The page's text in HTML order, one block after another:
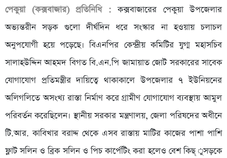
পেকুয়া (কক্সবাজার) প্রতিনিধি : কক্সবাজারের পেকুয়া উপজেলার
অভ্যন্তরীন সড়ক গুলো দীর্ঘদিন ধরে সংস্কার না হওয়ায় চলাচল
অনুপযোগী হয়ে পড়েছে। বিএনপির কেন্দ্রীয় কমিটির যুগ্ম মহাসচিব
সালাহউদ্দিন আহমদ বিগত বি.এন.পি জামায়াত জোট সরকারের সাবেক
যোগাযোগ প্রতিমন্ত্রীর দায়িত্বে থাকাকালে উপজেলার ৭ ইউনিয়নের
অলিগলিতে অসংখ্য রাস্তা নির্মাণ করে গ্রামীণ যোগাযোগ ব্যবস্থায় আমুল
পরিবর্তন করেছিলেন। স্থানীয় সরকার মন্ত্রণালয়, জেলা পরিষদের অধীনে
টি.আর. কাবিখার বরাদ্দ থেকে এসব রাস্তায় মাটির কাজের পাশা পাশি
ফ্লাট সলিন ও ব্রিক সলিন ও পিচ কার্পেটিং করা হলেও বেশ কিছ্ ুসড়কে